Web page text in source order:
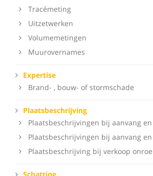
Tracémeting
Uitzetwerken
Volumemetingen
Muurovernames
Expertise
Brand- , bouw- of stormschade
Plaatsbeschrijving
Plaatsbeschrijvingen bij aanvang
Plaatsbeschrijvingen bij aanvang
Plaatsbeschrijving bij verkoop